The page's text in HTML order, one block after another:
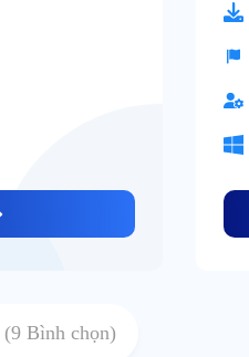
(9 Bình chọn)